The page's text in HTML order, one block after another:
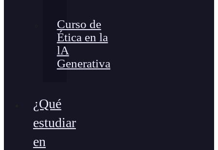
Curso de
Ética en la
lA
Generativa
¿Qué
estudiar
en